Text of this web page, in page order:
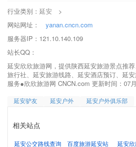
行业类别： 延安
>
网站网址：
yanan.cncn.com
服务器IP：121.10.140.109
站长QQ：
延安欣欣旅游网，提供陕西延安旅游景点推
旅行社、延安旅游线路、延安酒店预订、延
服务●欣欣旅游网 CNCN.com 更新时间：07
延安驴友 延安户外 延安户外俱乐部
相关站点
延安公交路线查询 百度旅游延安站
延安